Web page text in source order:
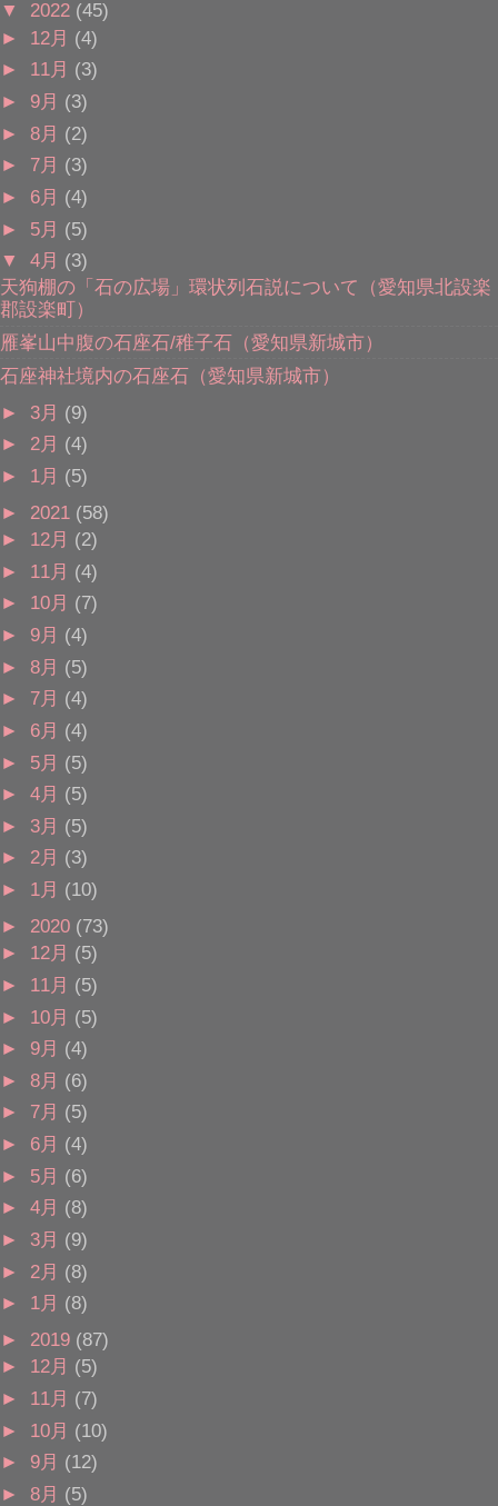
▼ 2022 (45)
► 12月 (4)
► 11月 (3)
► 9月 (3)
► 8月 (2)
► 7月 (3)
► 6月 (4)
► 5月 (5)
▼ 4月 (3)
天狗棚の「石の広場」環状列石説について（愛知県北設楽
郡設楽町）
雁峯山中腹の石座石/稚子石（愛知県新城市）
石座神社境内の石座石（愛知県新城市）
► 3月 (9)
► 2月 (4)
► 1月 (5)
► 2021 (58)
► 12月 (2)
► 11月 (4)
► 10月 (7)
► 9月 (4)
► 8月 (5)
► 7月 (4)
► 6月 (4)
► 5月 (5)
► 4月 (5)
► 3月 (5)
► 2月 (3)
► 1月 (10)
► 2020 (73)
► 12月 (5)
► 11月 (5)
► 10月 (5)
► 9月 (4)
► 8月 (6)
► 7月 (5)
► 6月 (4)
► 5月 (6)
► 4月 (8)
► 3月 (9)
► 2月 (8)
► 1月 (8)
► 2019 (87)
► 12月 (5)
► 11月 (7)
► 10月 (10)
► 9月 (12)
► 8月 (5)